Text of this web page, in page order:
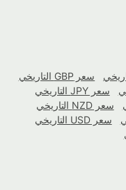
سعر GBP التاريخي
سعر JPY التاريخي
سعر NZD التاريخي
سعر USD التاريخي